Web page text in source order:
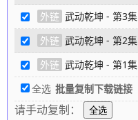
外链 武动乾坤 - 第3集
外链 武动乾坤 - 第2集
外链 武动乾坤 - 第1集
全选 批量复制下载链接
请手动复制：